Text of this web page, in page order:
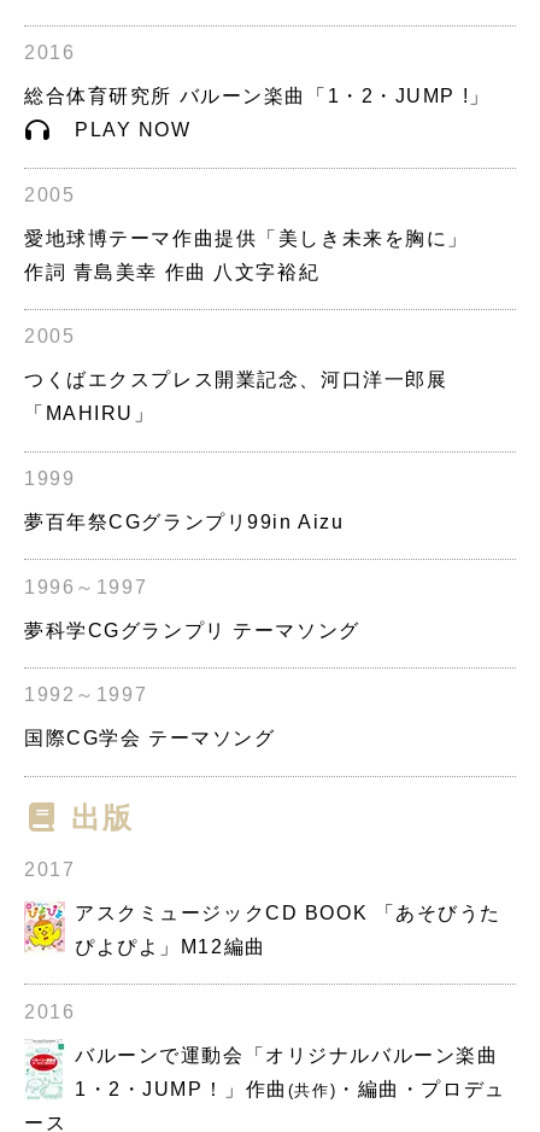
2016
総合体育研究所 バルーン楽曲「1・2・JUMP !」
PLAY NOW
2005
愛地球博テーマ作曲提供「美しき未来を胸に」
作詞 青島美幸 作曲 八文字裕紀
2005
つくばエクスプレス開業記念、河口洋一郎展
「MAHIRU」
1999
夢百年祭CGグランプリ99in Aizu
1996～1997
夢科学CGグランプリ テーマソング
1992～1997
国際CG学会 テーマソング
出版
2017
アスクミュージックCD BOOK 「あそびうた
ぴよぴよ」M12編曲
2016
バルーンで運動会「オリジナルバルーン楽曲
1・2・JUMP！」作曲 (共作) ・編曲・プロデュ
ース